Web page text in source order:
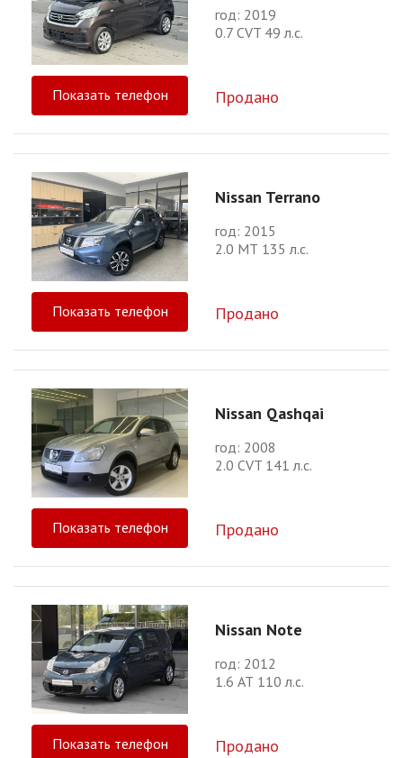
год: 2019
0.7 CVT 49 л.с.
Показать телефон Продано
Nissan Terrano
год: 2015
2.0 МТ 135 л.с.
Показать телефон Продано
Nissan Qashqai
год: 2008
2.0 CVT 141 л.с.
Показать телефон Продано
Nissan Note
год: 2012
1.6 АТ 110 л.с.
Показать телефон Продано